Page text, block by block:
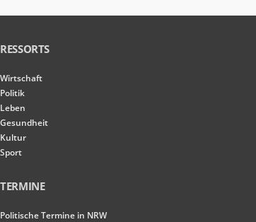
RESSORTS
Wirtschaft
Politik
Leben
Gesundheit
Kultur
Sport
TERMINE
Politische Termine in NRW